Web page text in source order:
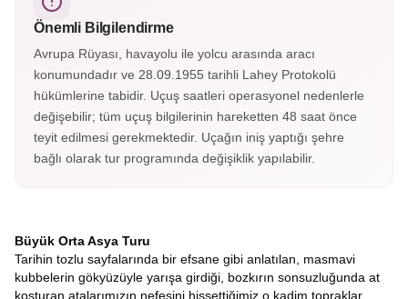
yolculuk sunar.
Önemli Bilgilendirme
Avrupa Rüyası, havayolu ile yolcu arasında aracı
konumundadır ve 28.09.1955 tarihli Lahey Protokolü
hükümlerine tabidir. Uçuş saatleri operasyonel nedenlerle
değişebilir; tüm uçuş bilgilerinin hareketten 48 saat önce
teyit edilmesi gerekmektedir. Uçağın iniş yaptığı şehre
bağlı olarak tur programında değişiklik yapılabilir.
Büyük Orta Asya Turu
Tarihin tozlu sayfalarında bir efsane gibi anlatılan, masmavi
kubbelerin gökyüzüyle yarışa girdiği, bozkırın sonsuzluğunda at
koşturan atalarımızın nefesini hissettiğimiz o kadim topraklar.